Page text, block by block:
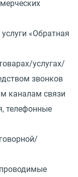
«Обратная
услугах/
звонков
каналам связи
телефонные